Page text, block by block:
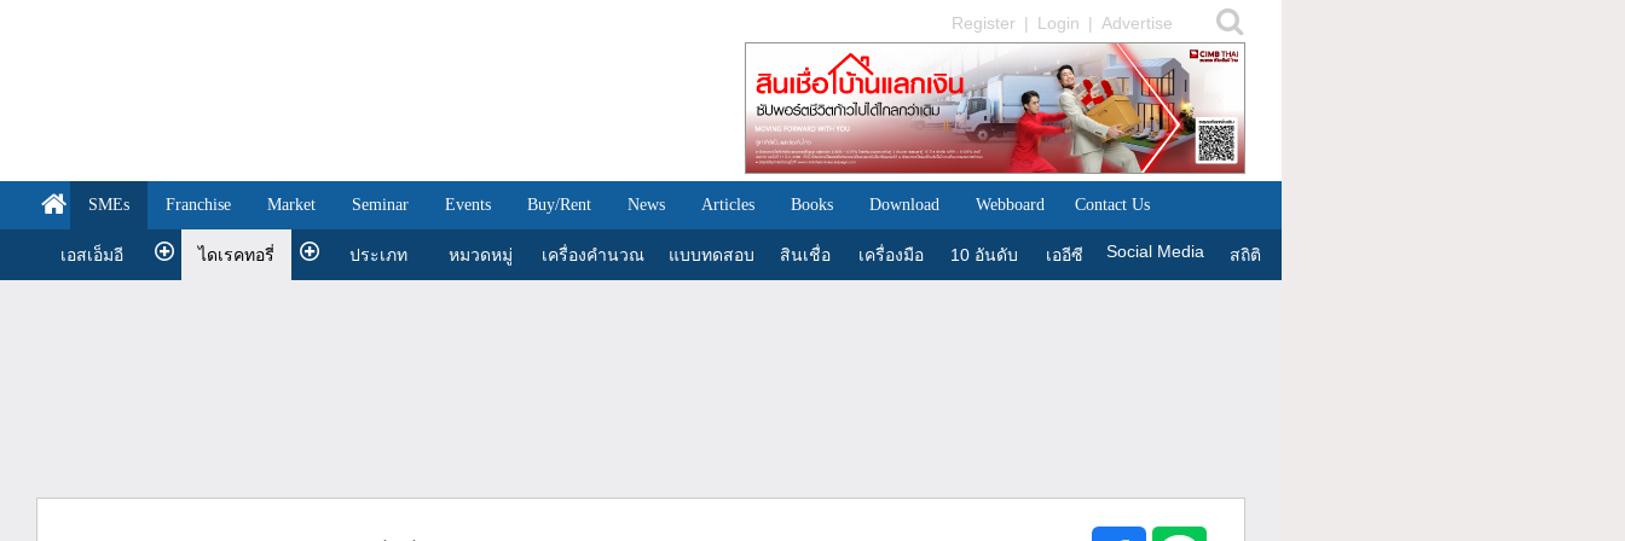
Register | Login | Advertise
SMEs Franchise Market Seminar Events Buy/Rent News Articles Books Download Webboard Contact Us
เอสเอ็มอี ไดเรคทอรี่ ประเภท หมวดหมู่ เครื่องคำนวณ แบบทดสอบ สินเชื่อ เครื่องมือ 10 อันดับ เออีซี Social Media สถิติ